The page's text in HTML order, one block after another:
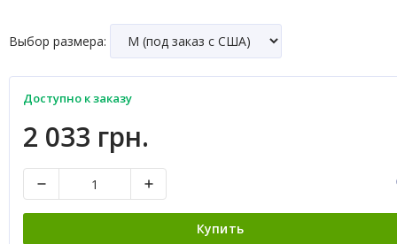
Выбор размера:
Доступно к заказу
2 033 грн.
Купить